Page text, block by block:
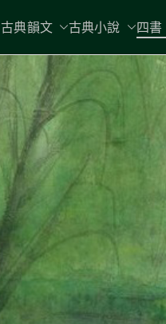
古典韻文 古典小說 四書